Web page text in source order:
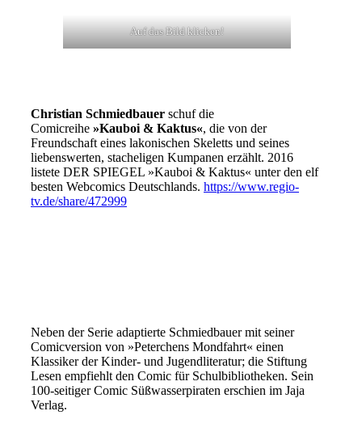
Auf das Bild klicken!
Christian Schmiedbauer schuf die
Comicreihe »Kauboi & Kaktus«, die von der
Freundschaft eines lakonischen Skeletts und seines
liebenswerten, stacheligen Kumpanen erzählt. 2016
listete DER SPIEGEL »Kauboi & Kaktus« unter den elf
besten Webcomics Deutschlands. https://www.regio-
tv.de/share/472999
Neben der Serie adaptierte Schmiedbauer mit seiner
Comicversion von »Peterchens Mondfahrt« einen
Klassiker der Kinder- und Jugendliteratur; die Stiftung
Lesen empfiehlt den Comic für Schulbibliotheken. Sein
100-seitiger Comic Süßwasserpiraten erschien im Jaja
Verlag.